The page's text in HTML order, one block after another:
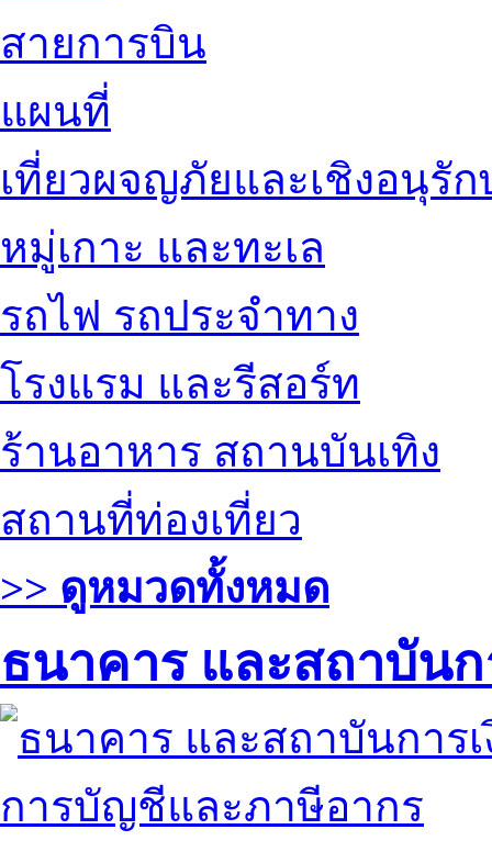
สายการบิน
แผนที่
เที่ยวผจญภัยและเชิงอนุรัก
หมู่เกาะ และทะเล
รถไฟ รถประจำทาง
โรงแรม และรีสอร์ท
ร้านอาหาร สถานบันเทิง
สถานที่ท่องเที่ยว
>> ดูหมวดทั้งหมด
ธนาคาร และสถาบันก
การบัญชีและภาษีอากร